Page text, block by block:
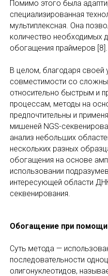
Помимо этого была
специализированная
мультиплексная. Она
количество необходимых
обогащения праймеров [8].
В целом, благодаря своей
совместимости со
относительно быстрым и
процессам, методы на
предпочтительны и
мишеней NGS-
анализ небольших
нескольких разных
обогащения на основе
использовании
интересующей области
секвенирования.
Обогащение при помощи
Суть метода —
последовательности
олигонуклеотидов,